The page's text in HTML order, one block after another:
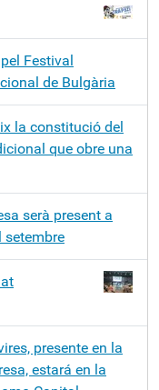
Festival
de Bulgària
la constitució del
que obre una
serà present a
setembre
presente en la
estará en la